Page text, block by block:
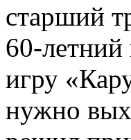
старший
60-
игру
нужно